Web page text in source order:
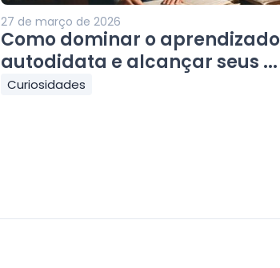
27 de março de 2026
Como dominar o aprendizado
autodidata e alcançar seus ...
Curiosidades